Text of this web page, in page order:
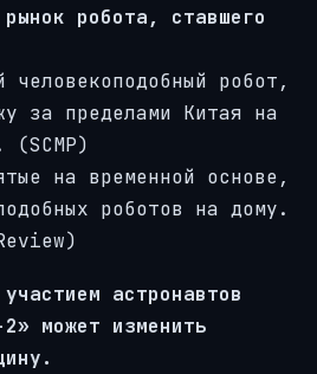
робота, ставшего
человекоподобный робот,
за пределами Китая на
(SCMP)
на временной основе,
роботов на дому.
астронавтов
может изменить